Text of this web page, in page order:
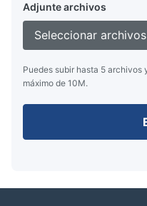
Adjunte archivos
Seleccionar archivos
Puedes subir hasta 5
máximo de 10M.